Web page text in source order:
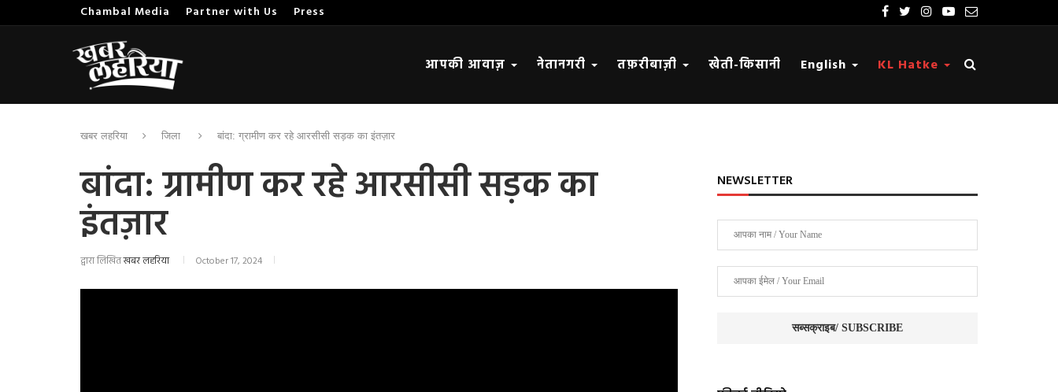
Chambal Media Partner with Us Press
आपकी आवाज़ नेतानगरी तफ़रीबाज़ी खेती-किसानी English KL Hatke
खबर लहरिया जिला बांदा: ग्रामीण कर रहे आरसीसी सड़क का इंतज़ार
बांदा: ग्रामीण कर रहे आरसीसी सड़क का
इंतज़ार
द्वारा लिखितखबर लहरिया October 17, 2024
NEWSLETTER